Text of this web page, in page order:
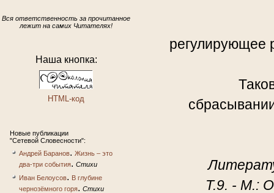
Вся ответственность за прочитанное
лежит на самих Читателях!
Наша кнопка:
HTML-код
Новые публикации
"Сетевой Словесности":
Андрей Баранов. Жизнь – это
два-три события. Стихи
Иван Белоусов. В глубине
чернозёмного горя. Стихи
регулирующее
Т.9. - М.: